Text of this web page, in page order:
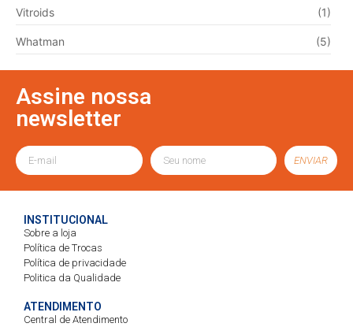
Vitroids (1)
Whatman (5)
Assine nossa
newsletter
ENVIAR
INSTITUCIONAL
Sobre a loja
Política de Trocas
Política de privacidade
Politica da Qualidade
ATENDIMENTO
Central de Atendimento